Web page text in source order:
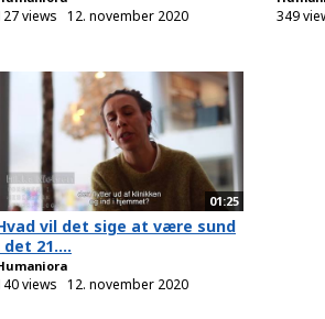
views 12. november 2020 349
01:25
vil det sige at være sund
det 21....
views 12. november 2020